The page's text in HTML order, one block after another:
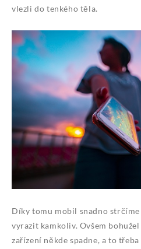
vlezli do tenkého těla.
Díky tomu mobil snadno strčíme
vyrazit kamkoliv. Ovšem bohužel
zařízení někde spadne, a to